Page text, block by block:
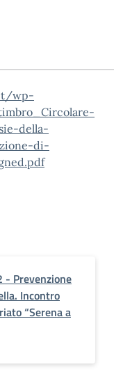
wp-
della-
di-
- Prevenzione
Incontro
“Serena a